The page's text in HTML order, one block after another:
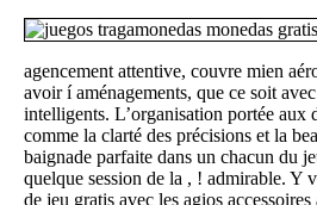
agencement attentive, couvre mien
avoir í aménagements, que ce soit
intelligents. L’organisation portée aux
comme la clarté des précisions et la
baignade parfaite dans un chacun du
quelque session de la , ! admirable. Y
de jeu gratis avec les agios accessoires